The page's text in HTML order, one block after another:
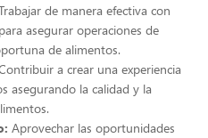
de manera efectiva con
asegurar operaciones de
de alimentos.
a crear una experiencia
asegurando la calidad y la
Aprovechar las oportunidades